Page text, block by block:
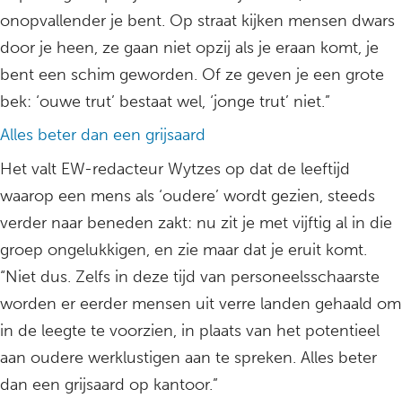
onopvallender je bent. Op straat kijken mensen dwars
door je heen, ze gaan niet opzij als je eraan komt, je
bent een schim geworden. Of ze geven je een grote
bek: ‘ouwe trut’ bestaat wel, ‘jonge trut’ niet.”
Alles beter dan een grijsaard
Het valt EW-redacteur Wytzes op dat de leeftijd
waarop een mens als ‘oudere’ wordt gezien, steeds
verder naar beneden zakt: nu zit je met vijftig al in die
groep ongelukkigen, en zie maar dat je eruit komt.
“Niet dus. Zelfs in deze tijd van personeelsschaarste
worden er eerder mensen uit verre landen gehaald om
in de leegte te voorzien, in plaats van het potentieel
aan oudere werklustigen aan te spreken. Alles beter
dan een grijsaard op kantoor.”